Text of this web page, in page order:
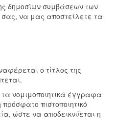
δημοσίων συμβάσεων των
να μας αποστείλετε τα
ο τίτλος της
νομιμοποιητικά έγγραφα
πιστοποιητικό
ώστε να αποδεικνύεται η